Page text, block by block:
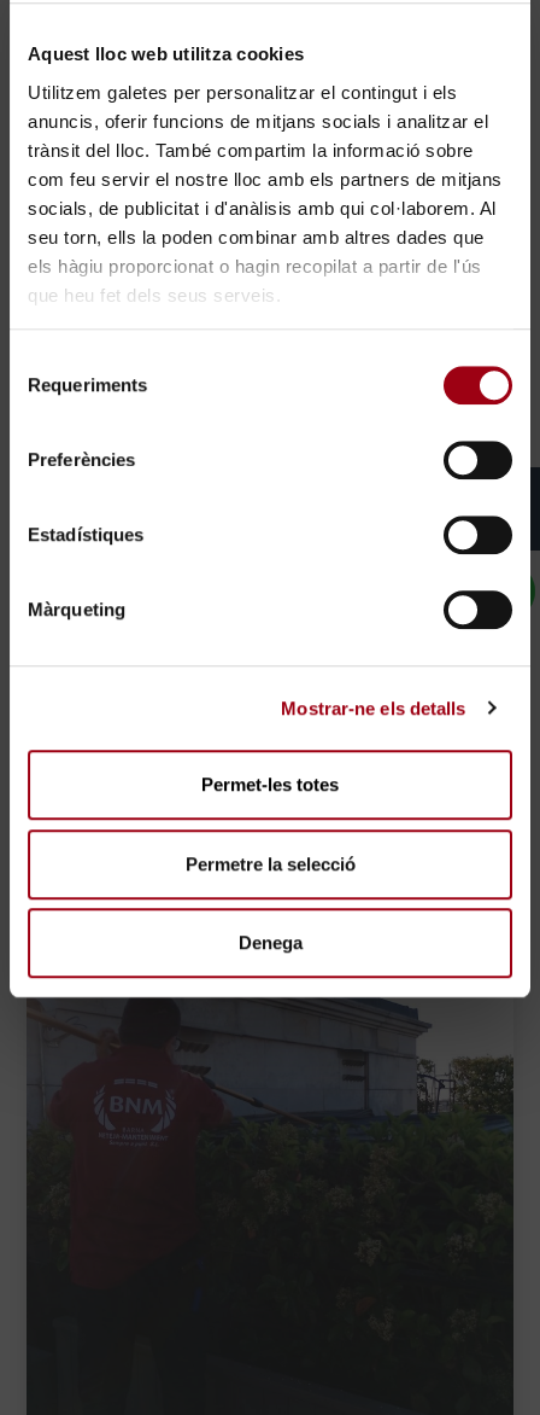
Aquest lloc web utilitza cookies
Utilitzem galetes per personalitzar el contingut i els
anuncis, oferir funcions de mitjans socials i analitzar el
trànsit del lloc. També compartim la informació sobre
com feu servir el nostre lloc amb els partners de mitjans
socials, de publicitat i d'anàlisis amb qui col·laborem. Al
seu torn, ells la poden combinar amb altres dades que
els hàgiu proporcionat o hagin recopilat a partir de l'ús
que heu fet dels seus serveis.
Requeriments
Preferències
Estadístiques
Màrqueting
Mostrar-ne els detalls
Permet-les totes
Permetre la selecció
Denega
Treballa amb nosaltres